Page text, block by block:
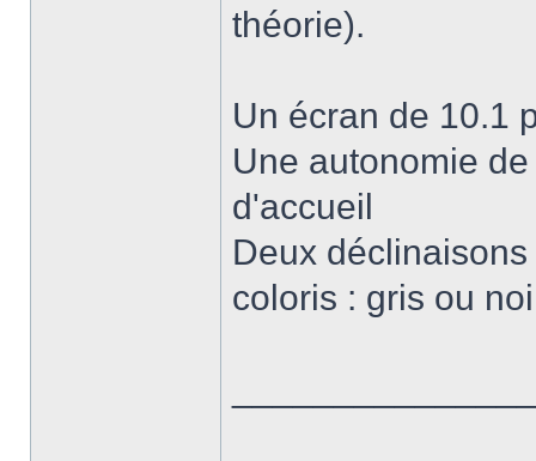
théorie).
Un écran de 10.1
Une autonomie
d'accueil
Deux
coloris : gris ou